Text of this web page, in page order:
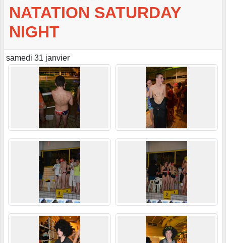
NATATION SATURDAY
NIGHT
samedi 31 janvier